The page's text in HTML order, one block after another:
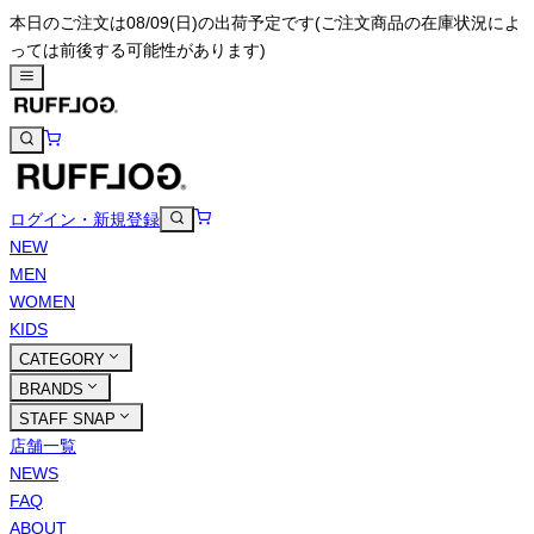
本日のご注文は08/09(日)の出荷予定です(ご注文商品の在庫状況によ
っては前後する可能性があります)
ログイン・新規登録
NEW
MEN
WOMEN
KIDS
CATEGORY
BRANDS
STAFF SNAP
店舗一覧
NEWS
FAQ
ABOUT